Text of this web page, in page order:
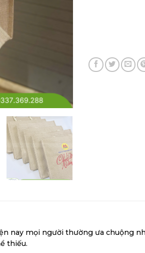
nay mọi người thường ưa chuộng
thiếu.